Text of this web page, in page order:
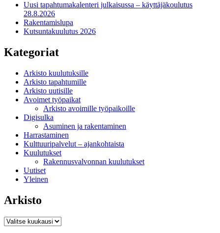
Uusi tapahtumakalenteri julkaisussa – käyttäjäkoulutus
28.8.2026
Rakentamislupa
Kutsuntakuulutus 2026
Kategoriat
Arkisto kuulutuksille
Arkisto tapahtumille
Arkisto uutisille
Avoimet työpaikat
Arkisto avoimille työpaikoille
Digisulka
Asuminen ja rakentaminen
Harrastaminen
Kulttuuripalvelut – ajankohtaista
Kuulutukset
Rakennusvalvonnan kuulutukset
Uutiset
Yleinen
Arkisto
Arkisto